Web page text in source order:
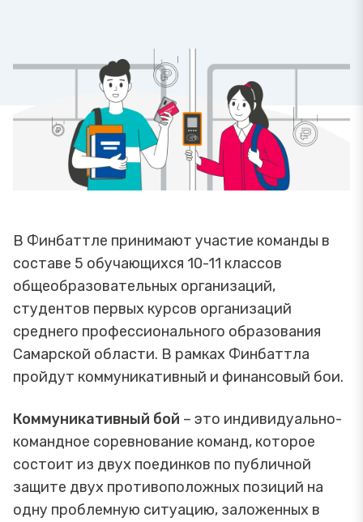
В Финбаттле принимают участие команды в
составе 5 обучающихся 10-11 классов
общеобразовательных организаций,
студентов первых курсов организаций
среднего профессионального образования
Самарской области. В рамках Финбаттла
пройдут коммуникативный и финансовый бои.
Коммуникативный бой – это индивидуально-
командное соревнование команд, которое
состоит из двух поединков по публичной
защите двух противоположных позиций на
одну проблемную ситуацию, заложенных в